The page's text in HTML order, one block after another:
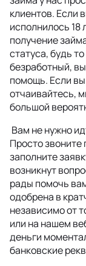
клиентов. Если
исполнилось 18
получение
статуса, будь
безработный,
помощь. Если
отчаивайтесь,
большой
Вам не нужно
Просто звоните
заполните
возникнут
рады помочь
одобрена в
независимо от
или на нашем
деньги
банковские